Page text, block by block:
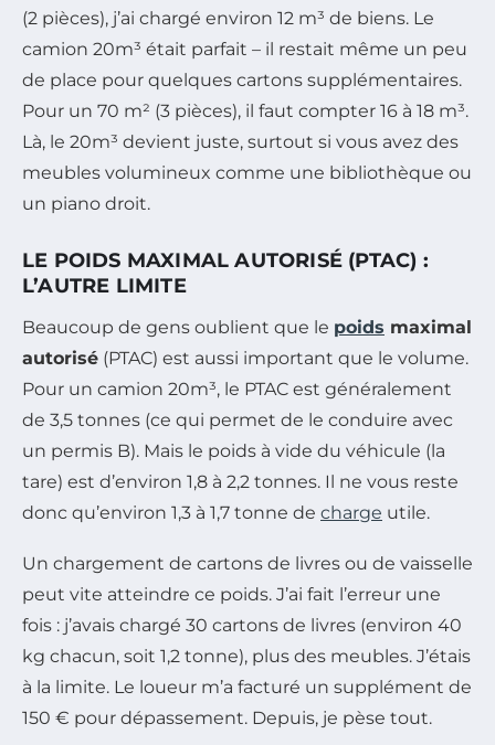
(2 pièces), j’ai chargé environ 12 m³ de biens. Le
camion 20m³ était parfait – il restait même un peu
de place pour quelques cartons supplémentaires.
Pour un 70 m² (3 pièces), il faut compter 16 à 18 m³.
Là, le 20m³ devient juste, surtout si vous avez des
meubles volumineux comme une bibliothèque ou
un piano droit.
LE POIDS MAXIMAL AUTORISÉ (PTAC) :
L’AUTRE LIMITE
Beaucoup de gens oublient que le poids maximal
autorisé (PTAC) est aussi important que le volume.
Pour un camion 20m³, le PTAC est généralement
de 3,5 tonnes (ce qui permet de le conduire avec
un permis B). Mais le poids à vide du véhicule (la
tare) est d’environ 1,8 à 2,2 tonnes. Il ne vous reste
donc qu’environ 1,3 à 1,7 tonne de charge utile.
Un chargement de cartons de livres ou de vaisselle
peut vite atteindre ce poids. J’ai fait l’erreur une
fois : j’avais chargé 30 cartons de livres (environ 40
kg chacun, soit 1,2 tonne), plus des meubles. J’étais
à la limite. Le loueur m’a facturé un supplément de
150 € pour dépassement. Depuis, je pèse tout.